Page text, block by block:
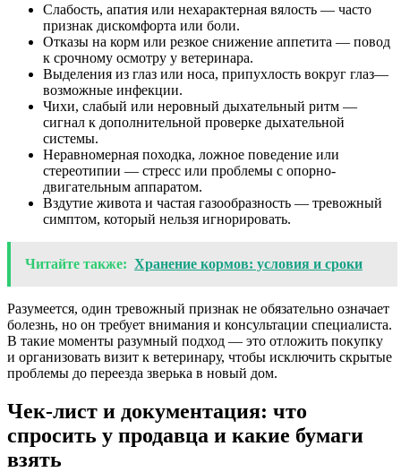
Слабость, апатия или нехарактерная вялость — часто
признак дискомфорта или боли.
Отказы на корм или резкое снижение аппетита — повод
к срочному осмотру у ветеринара.
Выделения из глаз или носа, припухлость вокруг глаз—
возможные инфекции.
Чихи, слабый или неровный дыхательный ритм —
сигнал к дополнительной проверке дыхательной
системы.
Неравномерная походка, ложное поведение или
стереотипии — стресс или проблемы с опорно-
двигательным аппаратом.
Вздутие живота и частая газообразность — тревожный
симптом, который нельзя игнорировать.
Читайте также: Хранение кормов: условия и сроки
Разумеется, один тревожный признак не обязательно означает
болезнь, но он требует внимания и консультации специалиста.
В такие моменты разумный подход — это отложить покупку
и организовать визит к ветеринару, чтобы исключить скрытые
проблемы до переезда зверька в новый дом.
Чек-лист и документация: что
спросить у продавца и какие бумаги
взять